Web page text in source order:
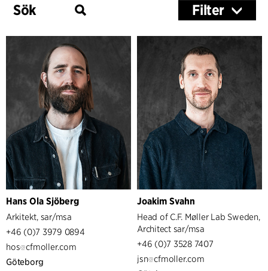
Filter
Service
Architecture & Interior Design
Hans Ola Sjöberg
Arkitekt, sar/msa
+46 (0)7 3979 0894
hos
cfmoller.com
Göteborg
Joakim Svahn
Head of C.F. Møller Lab Sweden,
Architect sar/msa
+46 (0)7 3528 7407
jsn
cfmoller.com